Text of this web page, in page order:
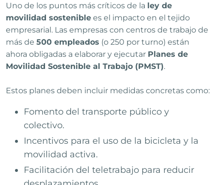
Uno de los puntos más críticos de la ley de
movilidad sostenible es el impacto en el tejido
empresarial. Las empresas con centros de trabajo de
más de 500 empleados (o 250 por turno) están
ahora obligadas a elaborar y ejecutar Planes de
Movilidad Sostenible al Trabajo (PMST).
Estos planes deben incluir medidas concretas como:
Fomento del transporte público y
colectivo.
Incentivos para el uso de la bicicleta y la
movilidad activa.
Facilitación del teletrabajo para reducir